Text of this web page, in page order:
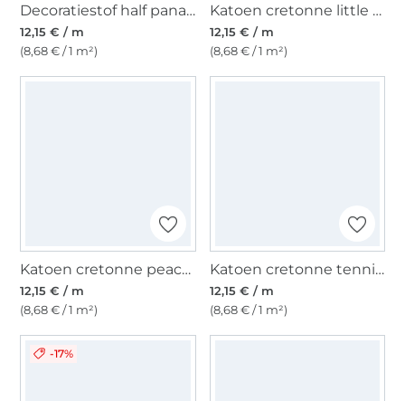
Decoratiestof half panama Big Leaves, groen
12,15 € / m
(8,68 € / 1 m²)
Katoen cretonne little bird, gebroken wit
12,15 € / m
(8,68 € / 1 m²)
Katoen cretonne peach, gebroken wit
12,15 € / m
(8,68 € / 1 m²)
Katoen cretonne tenniskrokodil, oudgroen
12,15 € / m
(8,68 € / 1 m²)
-17%